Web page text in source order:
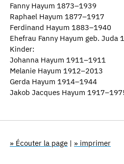
Fanny Hayum 1873–1939
Raphael Hayum 1877–1917
Ferdinand Hayum 1883–1940
Ehefrau Fanny Hayum geb. Juda
Kinder:
Johanna Hayum 1911–1911
Melanie Hayum 1912–2013
Gerda Hayum 1914–1944
Jakob Jacques Hayum
» Écouter la page | » imprimer